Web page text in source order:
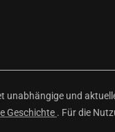
unabhängige und
Geschichte . Für die